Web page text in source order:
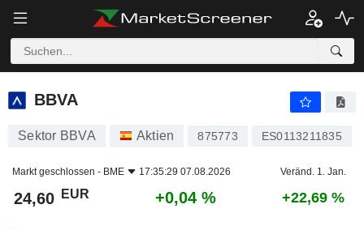
BBVA
BBVA
Sektor BBVA Aktien 875773 ES0113211835
Markt geschlossen - BME 17:35:29 07.08.2026 Veränd. 1. Jan.
24,60 EUR +0,04 % +22,69 %